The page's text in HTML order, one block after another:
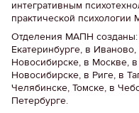
интегративным
практической
Отделения МАПН созданы:
Екатеринбурге, в
Новосибирске, в Москве,
Новосибирске, в Риге, в
Челябинске, Томске, в
Петербурге.